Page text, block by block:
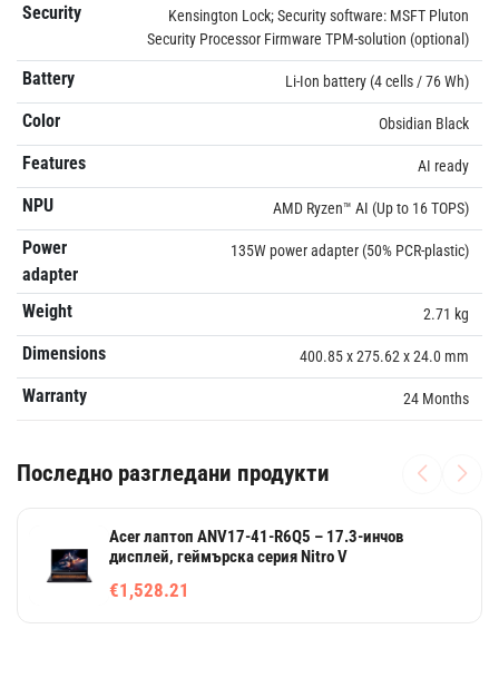
Security
Kensington Lock; Security software: MSFT Pluton
Security Processor Firmware TPM-solution (optional)
Battery Li-Ion battery (4 cells / 76 Wh)
Color Obsidian Black
Features AI ready
NPU AMD Ryzen™ AI (Up to 16 TOPS)
Power
adapter
135W power adapter (50% PCR-plastic)
Weight 2.71 kg
Dimensions 400.85 x 275.62 x 24.0 mm
Warranty 24 Months
Последно разгледани продукти
Acer лаптоп ANV17-41-R6Q5 – 17.3-инчов
дисплей, геймърска серия Nitro V
€1,528.21